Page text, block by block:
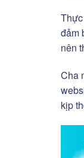
đảm
nên
Cha
kịp